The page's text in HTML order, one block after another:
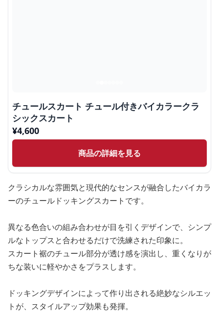
チュールスカート チュール付きバイカラークラ
シックスカート
¥4,600
商品の詳細を見る
クラシカルな雰囲気と現代的なセンスが融合したバイカラ
ーのチュールドッキングスカートです。
異なる色合いの組み合わせが目を引くデザインで、シンプ
ルなトップスと合わせるだけで洗練された印象に。
スカート裾のチュール部分が透け感を演出し、重くなりが
ちな装いに軽やかさをプラスします。
ドッキングデザインによって作り出される絶妙なシルエッ
トが、スタイルアップ効果も発揮。